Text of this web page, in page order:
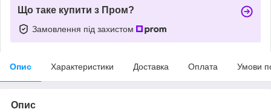
Що таке купити з Пром?
Замовлення під захистом
Опис Характеристики Доставка Оплата Умови
Опис